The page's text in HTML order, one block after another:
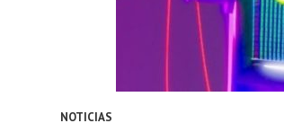
NOTICIAS